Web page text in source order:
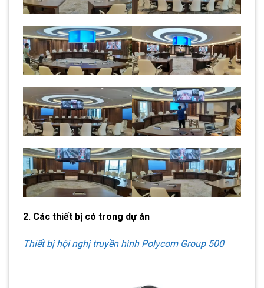
2. Các thiết bị có trong dự án
Thiết bị hội nghị truyền hình Polycom Group 500